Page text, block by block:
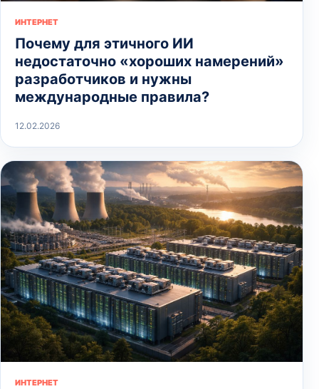
ИНТЕРНЕТ
Почему для этичного ИИ
недостаточно «хороших намерений»
разработчиков и нужны
международные правила?
12.02.2026
ИНТЕРНЕТ